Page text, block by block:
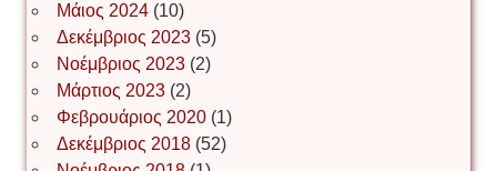
Іван Буртик
Іван Наконечний
Μάιος 2024(10)
Δεκέμβριος 2023(5)
Νοέμβριος 2023(2)
Μάρτιος 2023(2)
Φεβρουάριος 2020(1)
Δεκέμβριος 2018(52)